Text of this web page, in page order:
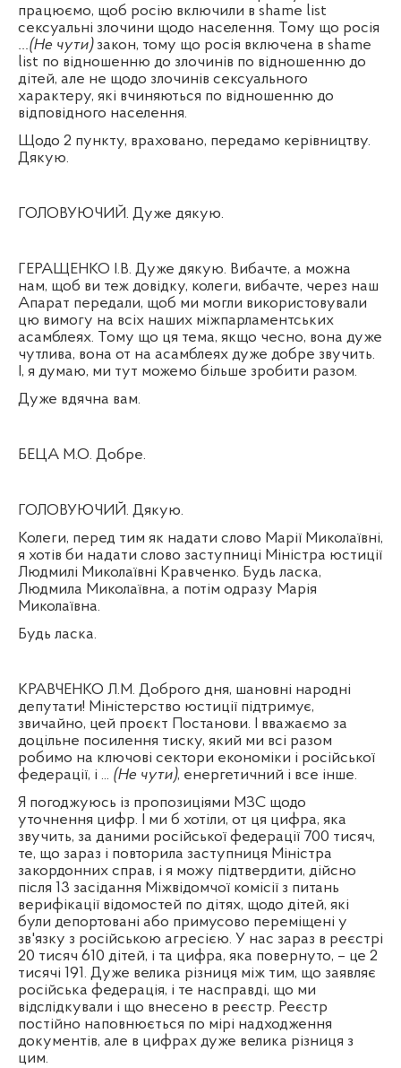
працюємо, щоб росію включили в shame list
сексуальні злочини щодо населення. Тому що росія
…(Не чути)закон, тому що росія включена в shame
list по відношенню до злочинів по відношенню до
дітей, але не щодо злочинів сексуального
характеру, які вчиняються по відношенню до
відповідного населення.
Щодо 2 пункту, враховано, передамо керівництву.
Дякую.
ГОЛОВУЮЧИЙ. Дуже дякую.
ГЕРАЩЕНКО І.В. Дуже дякую. Вибачте, а можна
нам, щоб ви теж довідку, колеги, вибачте, через наш
Апарат передали, щоб ми могли використовували
цю вимогу на всіх наших міжпарламентських
асамблеях. Тому що ця тема, якщо чесно, вона дуже
чутлива, вона от на асамблеях дуже добре звучить.
І, я думаю, ми тут можемо більше зробити разом.
Дуже вдячна вам.
БЕЦА М.О. Добре.
ГОЛОВУЮЧИЙ. Дякую.
Колеги, перед тим як надати слово Марії Миколаївні,
я хотів би надати слово заступниці Міністра юстиції
Людмилі Миколаївні Кравченко. Будь ласка,
Людмила Миколаївна, а потім одразу Марія
Миколаївна.
Будь ласка.
КРАВЧЕНКО Л.М. Доброго дня, шановні народні
депутати! Міністерство юстиції підтримує,
звичайно, цей проєкт Постанови. І вважаємо за
доцільне посилення тиску, який ми всі разом
робимо на ключові сектори економіки і російської
федерації, і ... (Не чути), енергетичний і все інше.
Я погоджуюсь із пропозиціями МЗС щодо
уточнення цифр. І ми б хотіли, от ця цифра, яка
звучить, за даними російської федерації 700 тисяч,
те, що зараз і повторила заступниця Міністра
закордонних справ, і я можу підтвердити, дійсно
після 13 засідання Міжвідомчої комісії з питань
верифікації відомостей по дітях, щодо дітей, які
були депортовані або примусово переміщені у
зв'язку з російською агресією. У нас зараз в реєстрі
20 тисяч 610 дітей, і та цифра, яка повернуто, – це 2
тисячі 191. Дуже велика різниця між тим, що заявляє
російська федерація, і те насправді, що ми
відслідкували і що внесено в реєстр. Реєстр
постійно наповнюється по мірі надходження
документів, але в цифрах дуже велика різниця з
цим.